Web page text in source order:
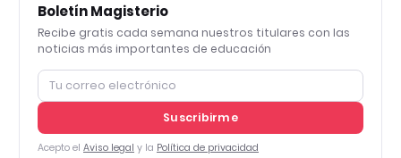
Boletín Magisterio
Recibe gratis cada semana nuestros titulares con las
noticias más importantes de educación
Suscribirme
Acepto el Aviso legal y la Política de privacidad